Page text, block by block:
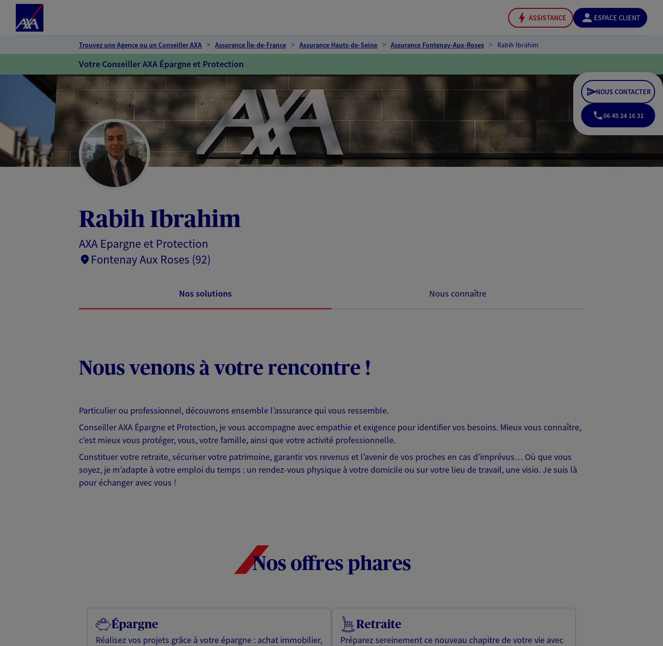
ASSISTANCE ESPACE CLIENT
Trouvez une Agence ou un Conseiller AXA Assurance Île-de-France Assurance Hauts-de-Seine Assurance Fontenay-Aux-Roses Rabih Ibrahim
Votre Conseiller AXA Épargne et Protection
Rabih Ibrahim
AXA Epargne et Protection
Fontenay Aux Roses (92)
NOUS CONTACTER
06 45 24 16 31
Nos solutions Nous connaître
Nous venons à votre rencontre !
Particulier ou professionnel, découvrons ensemble l’assurance qui vous ressemble.
Conseiller AXA Épargne et Protection, je vous accompagne avec empathie et exigence pour identifier vos besoins. Mieux vous connaître,
c'est mieux vous protéger, vous, votre famille, ainsi que votre activité professionnelle.
Constituer votre retraite, sécuriser votre patrimoine, garantir vos revenus et l’avenir de vos proches en cas d’imprévus… Où que vous
soyez, je m’adapte à votre emploi du temps : un rendez-vous physique à votre domicile ou sur votre lieu de travail, une visio. Je suis là
pour échanger avec vous !
Nos offres phares
Épargne
Réalisez vos projets grâce à votre épargne : achat immobilier,
Retraite
Préparez sereinement ce nouveau chapitre de votre vie avec